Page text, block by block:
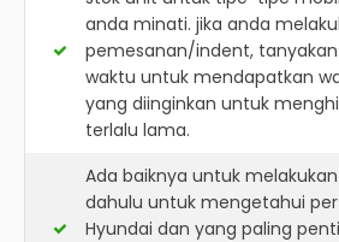
anda minati. jika anda
pemesanan/indent,
waktu untuk mendapatkan
yang diinginkan untuk
terlalu lama.
Ada baiknya untuk
dahulu untuk mengetahui
Hyundai dan yang paling